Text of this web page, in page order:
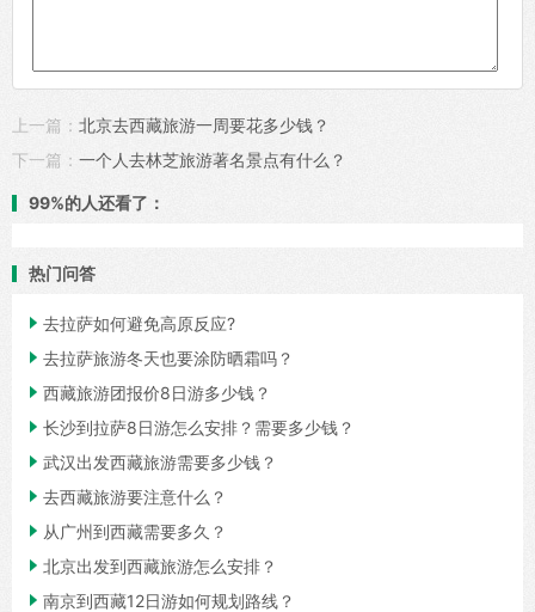
上一篇： 北京去西藏旅游一周要花多少钱？
下一篇： 一个人去林芝旅游著名景点有什么？
99%的人还看了：
热门问答
 去拉萨如何避免高原反应?
 去拉萨旅游冬天也要涂防晒霜吗？
 西藏旅游团报价8日游多少钱？
 长沙到拉萨8日游怎么安排？需要多少钱？
 武汉出发西藏旅游需要多少钱？
 去西藏旅游要注意什么？
 从广州到西藏需要多久？
 北京出发到西藏旅游怎么安排？
 南京到西藏12日游如何规划路线？